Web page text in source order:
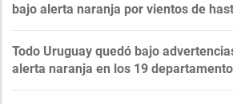
bajo alerta naranja por vientos de
Todo Uruguay quedó bajo
alerta naranja en los 19